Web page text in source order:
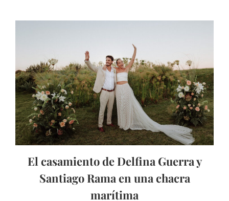
El casamiento de Delfina Guerra y
Santiago Rama en una chacra
marítima